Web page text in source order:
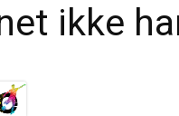
ikke